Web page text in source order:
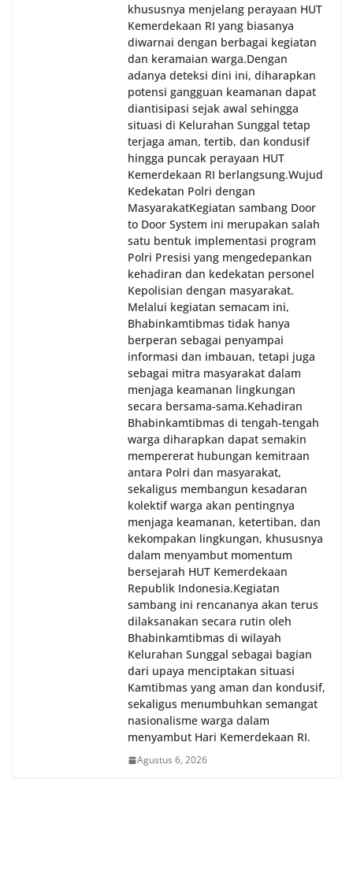
khususnya menjelang perayaan HUT
Kemerdekaan RI yang biasanya
diwarnai dengan berbagai kegiatan
dan keramaian warga.‎‎Dengan
adanya deteksi dini ini, diharapkan
potensi gangguan keamanan dapat
diantisipasi sejak awal sehingga
situasi di Kelurahan Sunggal tetap
terjaga aman, tertib, dan kondusif
hingga puncak perayaan HUT
Kemerdekaan RI berlangsung.‎‎Wujud
Kedekatan Polri dengan
Masyarakat‎Kegiatan sambang Door
to Door System ini merupakan salah
satu bentuk implementasi program
Polri Presisi yang mengedepankan
kehadiran dan kedekatan personel
Kepolisian dengan masyarakat.
Melalui kegiatan semacam ini,
Bhabinkamtibmas tidak hanya
berperan sebagai penyampai
informasi dan imbauan, tetapi juga
sebagai mitra masyarakat dalam
menjaga keamanan lingkungan
secara bersama-sama.‎‎Kehadiran
Bhabinkamtibmas di tengah-tengah
warga diharapkan dapat semakin
mempererat hubungan kemitraan
antara Polri dan masyarakat,
sekaligus membangun kesadaran
kolektif warga akan pentingnya
menjaga keamanan, ketertiban, dan
kekompakan lingkungan, khususnya
dalam menyambut momentum
bersejarah HUT Kemerdekaan
Republik Indonesia.‎Kegiatan
sambang ini rencananya akan terus
dilaksanakan secara rutin oleh
Bhabinkamtibmas di wilayah
Kelurahan Sunggal sebagai bagian
dari upaya menciptakan situasi
Kamtibmas yang aman dan kondusif,
sekaligus menumbuhkan semangat
nasionalisme warga dalam
menyambut Hari Kemerdekaan RI.
Agustus 6, 2026